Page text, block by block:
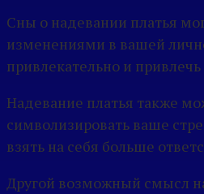
Сны о надевании платья
изменениями в вашей
привлекательно и
Надевание платья также
символизировать ваше
взять на себя больше
Другой возможный смысл